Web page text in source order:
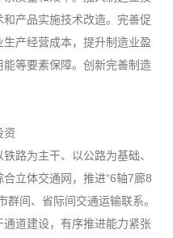
产品实施技术改造。完善促
产经营成本，提升制造业盈
等要素保障。创新完善制造
资
路为主干、以公路为基础、
立体交通网，推进“6轴7廊8
群间、省际间交通运输联系。
道建设，有序推进能力紧张